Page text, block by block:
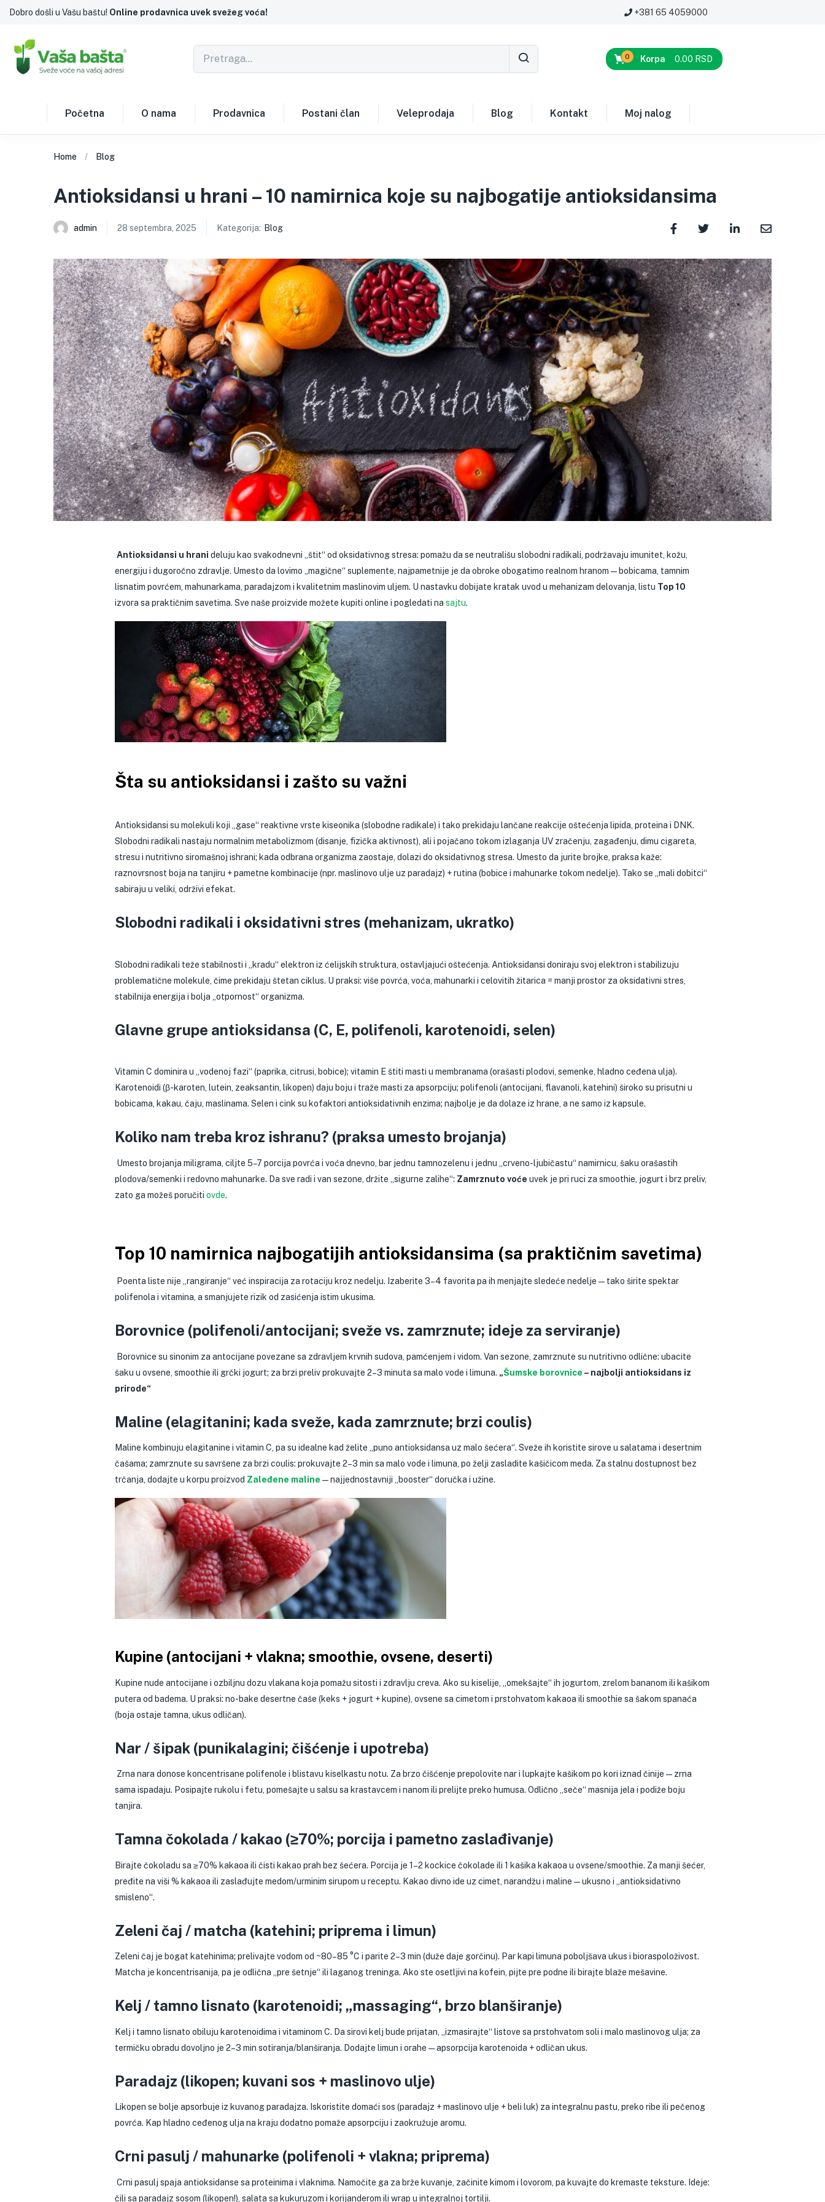
Dobro došli u Vašu baštu! Online prodavnica uvek svežeg voća! +381 65 4059000
Korpa
0 0.00 RSD
Početna O nama Prodavnica Postani član Veleprodaja Blog Kontakt Moj nalog
Home Blog
Antioksidansi u hrani – 10 namirnica koje su najbogatije antioksidansima
admin 28 septembra, 2025 Kategorija: Blog
Antioksidansi u hrani deluju kao svakodnevni „štit“ od oksidativnog stresa: pomažu da se neutrališu slobodni radikali, podržavaju imunitet, kožu,
energiju i dugoročno zdravlje. Umesto da lovimo „magične“ suplemente, najpametnije je da obroke obogatimo realnom hranom — bobicama, tamnim
lisnatim povrćem, mahunarkama, paradajzom i kvalitetnim maslinovim uljem. U nastavku dobijate kratak uvod u mehanizam delovanja, listu Top 10
izvora sa praktičnim savetima. Sve naše proizvide možete kupiti online i pogledati na sajtu.
Šta su antioksidansi i zašto su važni
Antioksidansi su molekuli koji „gase“ reaktivne vrste kiseonika (slobodne radikale) i tako prekidaju lančane reakcije oštećenja lipida, proteina i DNK.
Slobodni radikali nastaju normalnim metabolizmom (disanje, fizička aktivnost), ali i pojačano tokom izlaganja UV zračenju, zagađenju, dimu cigareta,
stresu i nutritivno siromašnoj ishrani; kada odbrana organizma zaostaje, dolazi do oksidativnog stresa. Umesto da jurite brojke, praksa kaže:
raznovrsnost boja na tanjiru + pametne kombinacije (npr. maslinovo ulje uz paradajz) + rutina (bobice i mahunarke tokom nedelje). Tako se „mali dobitci“
sabiraju u veliki, održivi efekat.
Slobodni radikali i oksidativni stres (mehanizam, ukratko)
Slobodni radikali teže stabilnosti i „kradu“ elektron iz ćelijskih struktura, ostavljajući oštećenja. Antioksidansi doniraju svoj elektron i stabilizuju
problematične molekule, čime prekidaju štetan ciklus. U praksi: više povrća, voća, mahunarki i celovitih žitarica = manji prostor za oksidativni stres,
stabilnija energija i bolja „otpornost“ organizma.
Glavne grupe antioksidansa (C, E, polifenoli, karotenoidi, selen)
Vitamin C dominira u „vodenoj fazi“ (paprika, citrusi, bobice); vitamin E štiti masti u membranama (orašasti plodovi, semenke, hladno ceđena ulja).
Karotenoidi (β-karoten, lutein, zeaksantin, likopen) daju boju i traže masti za apsorpciju; polifenoli (antocijani, flavanoli, katehini) široko su prisutni u
bobicama, kakau, čaju, maslinama. Selen i cink su kofaktori antioksidativnih enzima; najbolje je da dolaze iz hrane, a ne samo iz kapsule.
Koliko nam treba kroz ishranu? (praksa umesto brojanja)
Umesto brojanja miligrama, ciljte 5–7 porcija povrća i voća dnevno, bar jednu tamnozelenu i jednu „crveno-ljubičastu“ namirnicu, šaku orašastih
plodova/semenki i redovno mahunarke. Da sve radi i van sezone, držite „sigurne zalihe“: Zamrznuto voće uvek je pri ruci za smoothie, jogurt i brz preliv,
zato ga možeš poručiti ovde.
Top 10 namirnica najbogatijih antioksidansima (sa praktičnim savetima)
Poenta liste nije „rangiranje“ već inspiracija za rotaciju kroz nedelju. Izaberite 3–4 favorita pa ih menjajte sledeće nedelje — tako širite spektar
polifenola i vitamina, a smanjujete rizik od zasićenja istim ukusima.
Borovnice (polifenoli/antocijani; sveže vs. zamrznute; ideje za serviranje)
Borovnice su sinonim za antocijane povezane sa zdravljem krvnih sudova, pamćenjem i vidom. Van sezone, zamrznute su nutritivno odlične: ubacite
šaku u ovsene, smoothie ili grčki jogurt; za brzi preliv prokuvajte 2–3 minuta sa malo vode i limuna. „Šumske borovnice – najbolji antioksidans iz
prirode“
Maline (elagitanini; kada sveže, kada zamrznute; brzi coulis)
Maline kombinuju elagitanine i vitamin C, pa su idealne kad želite „puno antioksidansa uz malo šećera“. Sveže ih koristite sirove u salatama i desertnim
čašama; zamrznute su savršene za brzi coulis: prokuvajte 2–3 min sa malo vode i limuna, po želji zasladite kašičicom meda. Za stalnu dostupnost bez
trčanja, dodajte u korpu proizvod Zaleđene maline — najjednostavniji „booster“ doručka i užine.
Kupine (antocijani + vlakna; smoothie, ovsene, deserti)
Kupine nude antocijane i ozbiljnu dozu vlakana koja pomažu sitosti i zdravlju creva. Ako su kiselije, „omekšajte“ ih jogurtom, zrelom bananom ili kašikom
putera od badema. U praksi: no-bake desertne čaše (keks + jogurt + kupine), ovsene sa cimetom i prstohvatom kakaoa ili smoothie sa šakom spanaća
(boja ostaje tamna, ukus odličan).
Nar / šipak (punikalagini; čišćenje i upotreba)
Zrna nara donose koncentrisane polifenole i blistavu kiselkastu notu. Za brzo čišćenje prepolovite nar i lupkajte kašikom po kori iznad činije — zrna
sama ispadaju. Posipajte rukolu i fetu, pomešajte u salsu sa krastavcem i nanom ili prelijte preko humusa. Odlično „seče“ masnija jela i podiže boju
tanjira.
Tamna čokolada / kakao (≥70%; porcija i pametno zaslađivanje)
Birajte čokoladu sa ≥70% kakaoa ili čisti kakao prah bez šećera. Porcija je 1–2 kockice čokolade ili 1 kašika kakaoa u ovsene/smoothie. Za manji šećer,
pređite na viši % kakaoa ili zaslađujte medom/urminim sirupom u receptu. Kakao divno ide uz cimet, narandžu i maline — ukusno i „antioksidativno
smisleno“.
Zeleni čaj / matcha (katehini; priprema i limun)
Zeleni čaj je bogat katehinima; prelivajte vodom od ~80–85 °C i parite 2–3 min (duže daje gorčinu). Par kapi limuna poboljšava ukus i bioraspoloživost.
Matcha je koncentrisanija, pa je odlična „pre šetnje“ ili laganog treninga. Ako ste osetljivi na kofein, pijte pre podne ili birajte blaže mešavine.
Kelj / tamno lisnato (karotenoidi; „massaging“, brzo blanširanje)
Kelj i tamno lisnato obiluju karotenoidima i vitaminom C. Da sirovi kelj bude prijatan, „izmasirajte“ listove sa prstohvatom soli i malo maslinovog ulja; za
termičku obradu dovoljno je 2–3 min sotiranja/blanširanja. Dodajte limun i orahe — apsorpcija karotenoida + odličan ukus.
Paradajz (likopen; kuvani sos + maslinovo ulje)
Likopen se bolje apsorbuje iz kuvanog paradajza. Iskoristite domaći sos (paradajz + maslinovo ulje + beli luk) za integralnu pastu, preko ribe ili pečenog
povrća. Kap hladno ceđenog ulja na kraju dodatno pomaže apsorpciju i zaokružuje aromu.
Crni pasulj / mahunarke (polifenoli + vlakna; priprema)
Crni pasulj spaja antioksidanse sa proteinima i vlaknima. Namočite ga za brže kuvanje, začinite kimom i lovorom, pa kuvajte do kremaste teksture. Ideje:
čili sa paradajz sosom (likopen!), salata sa kukuruzom i korijanderom ili wrap u integralnoj tortilji.